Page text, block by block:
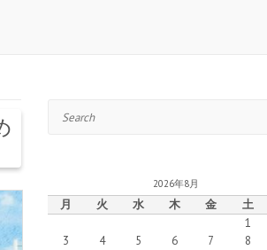
2026年8月
月 火 水 木 金 土
1
3
4 5 6 7 8